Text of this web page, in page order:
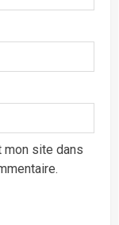
mon site dans